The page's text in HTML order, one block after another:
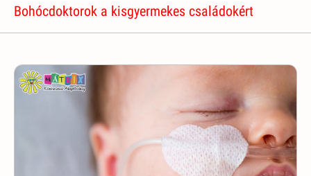
Bohócdoktorok a kisgyermekes családokért